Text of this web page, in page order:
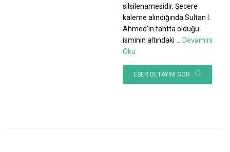
silsilenamesidir. Şecere
kaleme alındığında Sultan I.
Ahmed’in tahtta olduğu
isminin altındaki
Devamını
Oku
ESER DETAYINI GÖR